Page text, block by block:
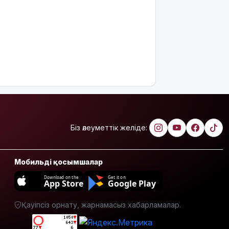
биіктіктегі
өзгеріс
көп: енді
жұмысқа
бас
тартудың
Біз әлеуметтік желіде:
Мобильді қосымшалар
Download on the
App Store
Get it on
Google Play
Қауіпсіз орнату, жарнамасыз хабарламалар.